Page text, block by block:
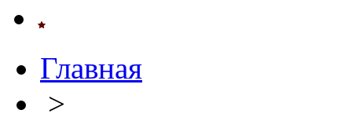
Главная
>